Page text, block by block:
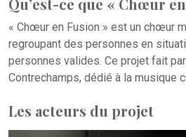
Qu’est-ce que « Chœur
« Chœur en Fusion » est un chœur
regroupant des personnes en
personnes valides. Ce projet fait
Contrechamps, dédié à la musique
Les acteurs du projet